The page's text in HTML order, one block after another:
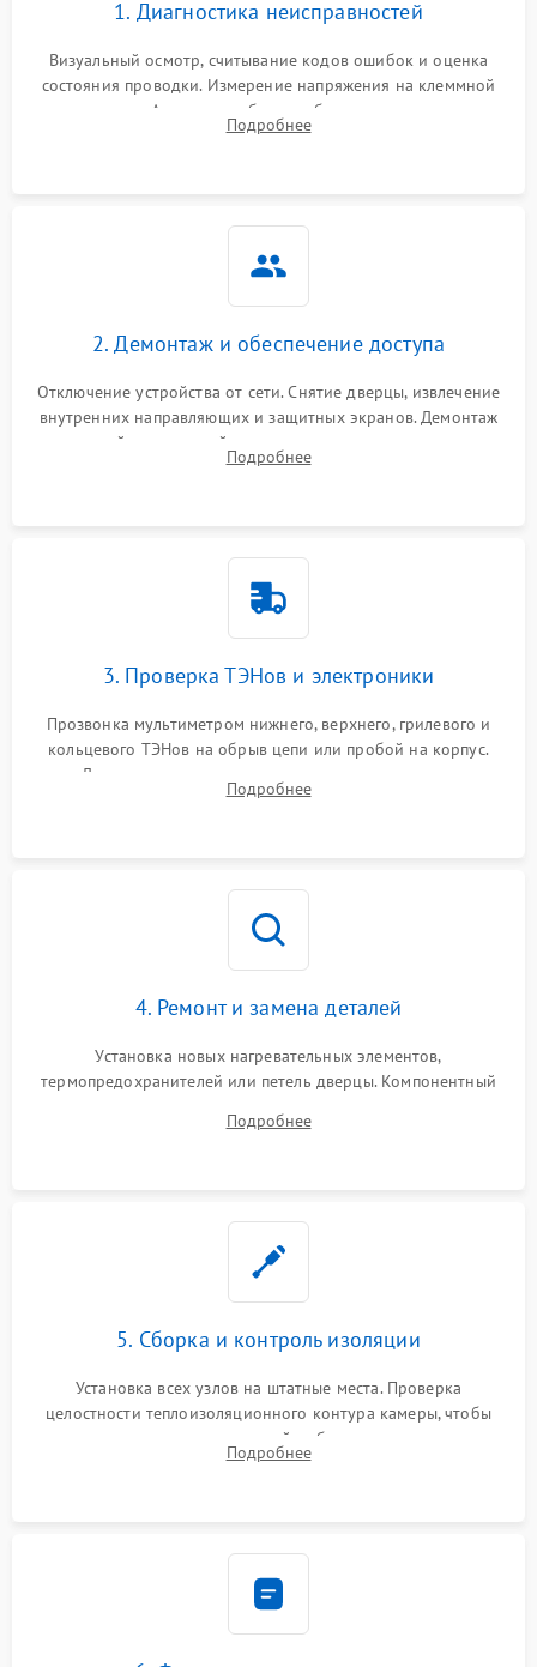
1. Диагностика неисправностей
Визуальный осмотр, считывание кодов ошибок и оценка
состояния проводки. Измерение напряжения на клеммной
колодке. Анализ жалоб на проблемы с нагревом,
конвекцией, панелью управления или блокировкой дверцы.
Подробнее
2. Демонтаж и обеспечение доступа
Отключение устройства от сети. Снятие дверцы, извлечение
внутренних направляющих и защитных экранов. Демонтаж
задней или верхней панели для прямого доступа к
нагревательным элементам, плате и вентиляторам.
Подробнее
3. Проверка ТЭНов и электроники
Прозвонка мультиметром нижнего, верхнего, грилевого и
кольцевого ТЭНов на обрыв цепи или пробой на корпус.
Диагностика термостата, датчиков температуры,
переключателя режимов и мотора конвекции.
Подробнее
4. Ремонт и замена деталей
Установка новых нагревательных элементов,
термопредохранителей или петель дверцы. Компонентный
выгоревших реле, восстановление контактов и замена
Подробнее
5. Сборка и контроль изоляции
Установка всех узлов на штатные места. Проверка
целостности теплоизоляционного контура камеры, чтобы
исключить перегрев кухонной мебели и потерю тепла.
Надежная фиксация клемм и сборка корпуса шкафа.
Подробнее